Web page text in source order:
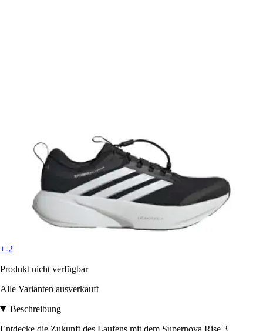
+-2
Produkt nicht verfügbar
Alle Varianten ausverkauft
Beschreibung
Entdecke die Zukunft des Laufens mit dem Supernova Rise 3